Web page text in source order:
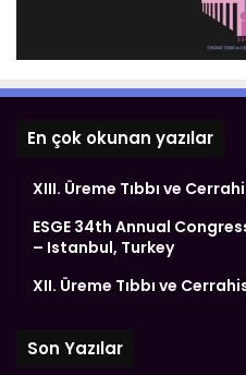
En çok okunan yazılar
XIII. Üreme Tıbbı ve
ESGE 34th Annual
– Istanbul, Turkey
XII. Üreme Tıbbı ve
Son Yazılar